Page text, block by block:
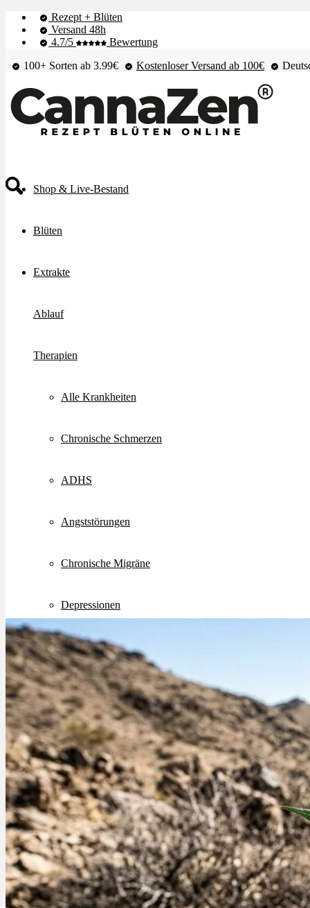
Rezept + Blüten
Versand 48h
4.7/5
Bewertung
100+ Sorten ab 3.99€
Kostenloser Versand ab 100€
Shop & Live-Bestand
Blüten
Extrakte
Ablauf
Therapien
Alle Krankheiten
Chronische Schmerzen
ADHS
Angststörungen
Chronische Migräne
Depressionen
Schlafstörungen
Cannabis Ärzte
Cannabis Rezept
Cannabis Apotheke
Wissen
Cannabis Wirkung
Medizinisches Cannabis